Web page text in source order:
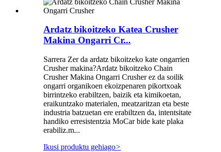
Ardatz bikoitzeko Katea Crusher
Makina Ongarri Cr...
Sarrera Zer da ardatz bikoitzeko kate ongarrien
Crusher makina?Ardatz bikoitzeko Chain
Crusher Makina Ongarri Crusher ez da soilik
ongarri organikoen ekoizpenaren pikortxoak
birrintzeko erabiltzen, baizik eta kimikoetan,
eraikuntzako materialen, meatzaritzan eta beste
industria batzuetan ere erabiltzen da, intentsitate
handiko erresistentzia MoCar bide kate plaka
erabiliz.m...
Ikusi produktu gehiago>